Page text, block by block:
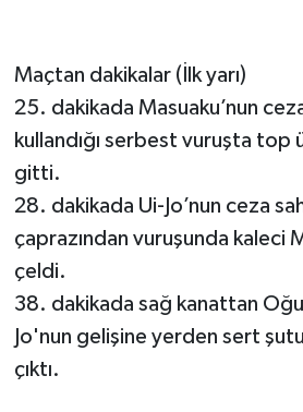
Maçtan dakikalar (İlk yarı)
25. dakikada Masuaku’nun ceza
kullandığı serbest vuruşta top
gitti.
28. dakikada Ui-Jo’nun ceza
çaprazından vuruşunda kaleci
çeldi.
38. dakikada sağ kanattan
Jo'nun gelişine yerden sert
çıktı.